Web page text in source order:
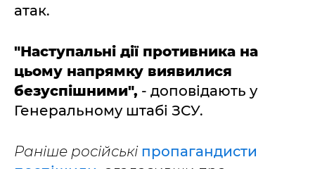
атак.
"Наступальні дії противника на
цьому напрямку виявилися
безуспішними", - доповідають у
Генеральному штабі ЗСУ.
Раніше російські пропагандисти